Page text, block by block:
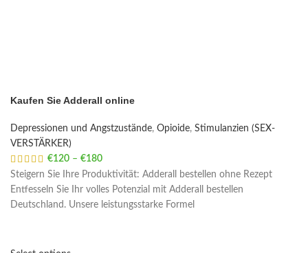
Kaufen Sie Adderall online
Depressionen und Angstzustände, Opioide, Stimulanzien (SEX-
VERSTÄRKER)
€120 – €180
Steigern Sie Ihre Produktivität: Adderall bestellen ohne Rezept
Entfesseln Sie Ihr volles Potenzial mit Adderall bestellen
Deutschland. Unsere leistungsstarke Formel